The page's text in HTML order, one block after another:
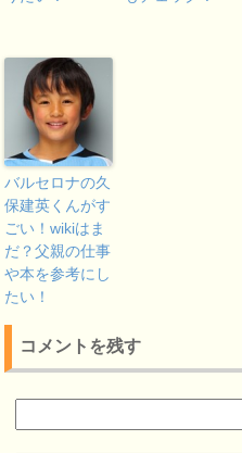
バルセロナの久
保建英くんがす
ごい！wikiはま
だ？父親の仕事
や本を参考にし
たい！
コメントを残す